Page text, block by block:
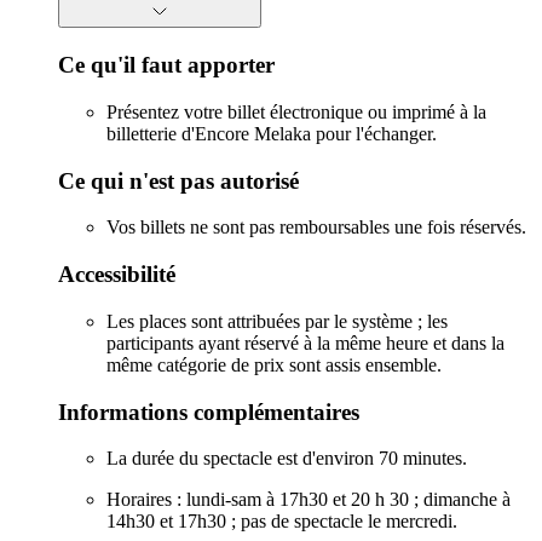
Ce qu'il faut apporter
Présentez votre billet électronique ou imprimé à la
billetterie d'Encore Melaka pour l'échanger.
Ce qui n'est pas autorisé
Vos billets ne sont pas remboursables une fois réservés.
Accessibilité
Les places sont attribuées par le système ; les
participants ayant réservé à la même heure et dans la
même catégorie de prix sont assis ensemble.
Informations complémentaires
La durée du spectacle est d'environ 70 minutes.
Horaires : lundi-sam à 17h30 et 20 h 30 ; dimanche à
14h30 et 17h30 ; pas de spectacle le mercredi.